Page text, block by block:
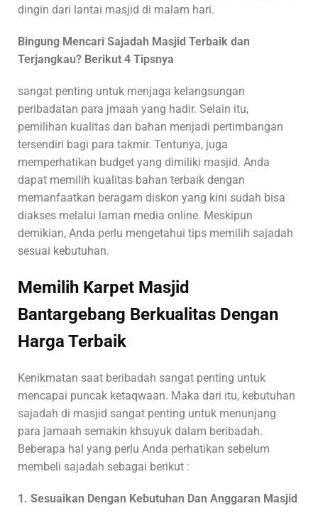
dingin dari lantai masjid di malam hari.
Bingung Mencari Sajadah Masjid Terbaik dan
Terjangkau? Berikut 4 Tipsnya
sangat penting untuk menjaga kelangsungan
peribadatan para jmaah yang hadir. Selain itu,
pemilihan kualitas dan bahan menjadi pertimbangan
tersendiri bagi para takmir. Tentunya, juga
memperhatikan budget yang dimiliki masjid. Anda
dapat memilih kualitas bahan terbaik dengan
memanfaatkan beragam diskon yang kini sudah bisa
diakses melalui laman media online. Meskipun
demikian, Anda perlu mengetahui tips memilih sajadah
sesuai kebutuhan.
Memilih Karpet Masjid
Bantargebang Berkualitas Dengan
Harga Terbaik
Kenikmatan saat beribadah sangat penting untuk
mencapai puncak ketaqwaan. Maka dari itu, kebutuhan
sajadah di masjid sangat penting untuk menunjang
para jamaah semakin khsuyuk dalam beribadah.
Beberapa hal yang perlu Anda perhatikan sebelum
membeli sajadah sebagai berikut :
1. Sesuaikan Dengan Kebutuhan Dan Anggaran Masjid